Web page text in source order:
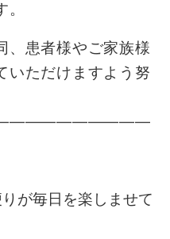
、患者様やご家族様
いただけますよう努
が毎日を楽しませて